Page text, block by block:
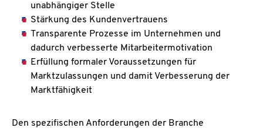
unabhängiger Stelle
Stärkung des Kundenvertrauens
Transparente Prozesse im Unternehmen und
dadurch verbesserte Mitarbeitermotivation
Erfüllung formaler Voraussetzungen für
Marktzulassungen und damit Verbesserung der
Marktfähigkeit
Den spezifischen Anforderungen der Branche